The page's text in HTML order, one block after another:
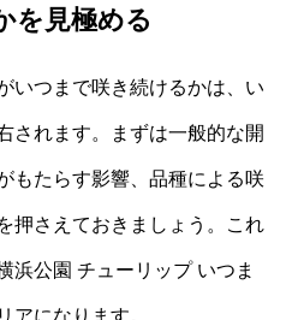
を見極める
いつまで咲き続けるかは、い
されます。まずは一般的な開
もたらす影響、品種による咲
押さえておきましょう。これ
浜公園 チューリップ いつま
アになります。